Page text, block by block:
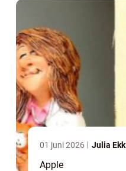
01 juni 2026 Julia Ekk
Apple